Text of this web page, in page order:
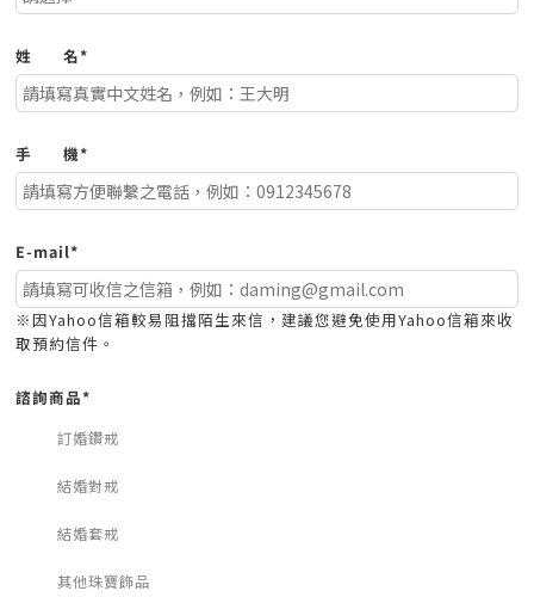
姓 名*
手 機*
E-mail*
※因Yahoo信箱較易阻擋陌生來信，建議您避免使用Yahoo信箱來收
取預約信件。
諮詢商品*
訂婚鑽戒
結婚對戒
結婚套戒
其他珠寶飾品